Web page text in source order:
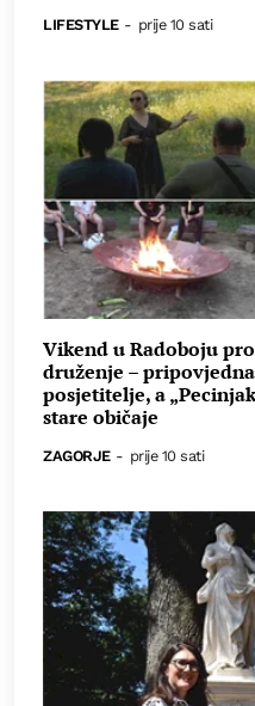
LIFESTYLE - prije 10 sati
Vikend u Radoboju
druženje –
posjetitelje, a
stare običaje
ZAGORJE - prije 10 sati